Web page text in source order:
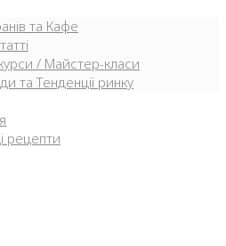
та Кафе
/ Майстер-класи
та Тенденції ринку
рецепти